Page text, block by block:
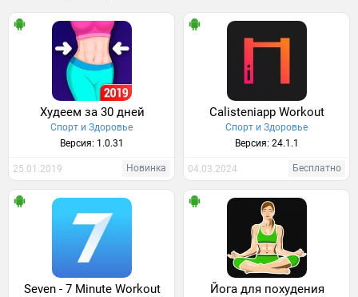
Худеем за 30 дней
Спорт и Здоровье
Версия: 1.0.31
25.01.2019 Новинка
Calisteniapp Workout
Спорт и Здоровье
Версия: 24.1.1
04.03.2024 Бесплатно
Seven - 7 Minute Workout Йога для похудения